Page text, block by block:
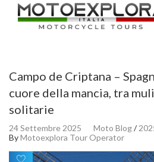
Campo de Criptana –
cuore della mancia, tra
solitarie
24 Settembre 2025 Moto Blog/
ByMotoexplora Tour Operator